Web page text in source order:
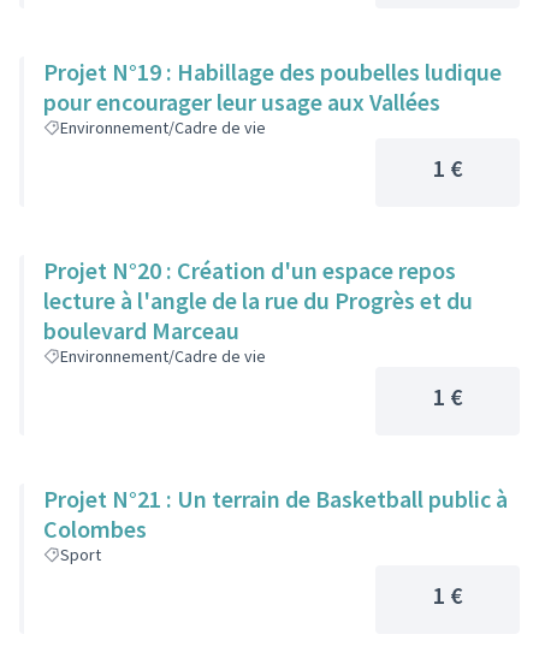
Projet N°19 : Habillage des poubelles ludique
pour encourager leur usage aux Vallées
Environnement/Cadre de vie
1 €
Projet N°20 : Création d'un espace repos
lecture à l'angle de la rue du Progrès et du
boulevard Marceau
Environnement/Cadre de vie
1 €
Projet N°21 : Un terrain de Basketball public à
Colombes
Sport
1 €